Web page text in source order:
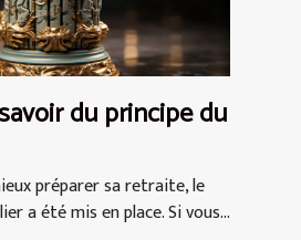
du principe du
préparer sa retraite, le
a été mis en place. Si vous...